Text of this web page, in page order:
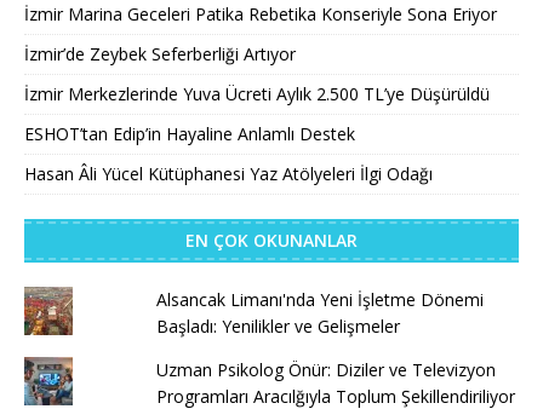
İzmir Marina Geceleri Patika Rebetika Konseriyle Sona Eriyor
İzmir’de Zeybek Seferberliği Artıyor
İzmir Merkezlerinde Yuva Ücreti Aylık 2.500 TL’ye Düşürüldü
ESHOT’tan Edip’in Hayaline Anlamlı Destek
Hasan Âli Yücel Kütüphanesi Yaz Atölyeleri İlgi Odağı
EN ÇOK OKUNANLAR
Alsancak Limanı'nda Yeni İşletme Dönemi
Başladı: Yenilikler ve Gelişmeler
Uzman Psikolog Önür: Diziler ve Televizyon
Programları Aracılğıyla Toplum Şekillendiriliyor